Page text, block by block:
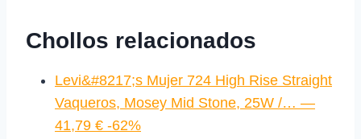
Chollos relacionados
Levi&#8217;s Mujer 724 High Rise Straight
Vaqueros, Mosey Mid Stone, 25W /… —
41,79 € -62%